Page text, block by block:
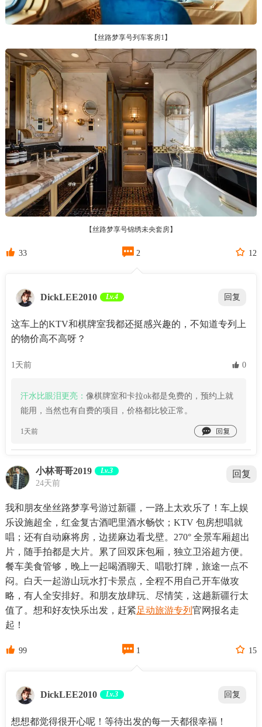
【丝路梦享号列车客房1】
【丝路梦享号锦绣未央套房】
 33  2  12
DickLEE2010 Lv.4 回复
这车上的KTV和棋牌室我都还挺感兴趣的，不知道专列上
的物价高不高呀？
1天前  0
汗水比眼泪更亮： 像棋牌室和卡拉ok都是免费的，预约上就
能用，当然也有自费的项目，价格都比较正常。
1天前 
小林哥哥2019 Lv.3
24天前
回复
我和朋友坐丝路梦享号游过新疆，一路上太欢乐了！车上娱
乐设施超全，红金复古酒吧里酒水畅饮；KTV 包房想唱就
唱；还有自动麻将房，边搓麻边看戈壁。270° 全景车厢超出
片，随手拍都是大片。累了回双床包厢，独立卫浴超方便。
餐车美食管够，晚上一起喝酒聊天、唱歌打牌，旅途一点不
闷。白天一起游山玩水打卡景点，全程不用自己开车做攻
略，有人全安排好。和朋友放肆玩、尽情笑，这趟新疆行太
值了。想和好友快乐出发，赶紧足动旅游专列 官网报名走
起！
 99  1  15
DickLEE2010 Lv.3 回复
想想都觉得很开心呢！等待出发的每一天都很幸福！